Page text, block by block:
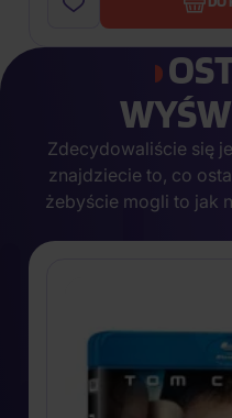
Zdecydowaliście się
znajdziecie to, co
żebyście mogli to jak